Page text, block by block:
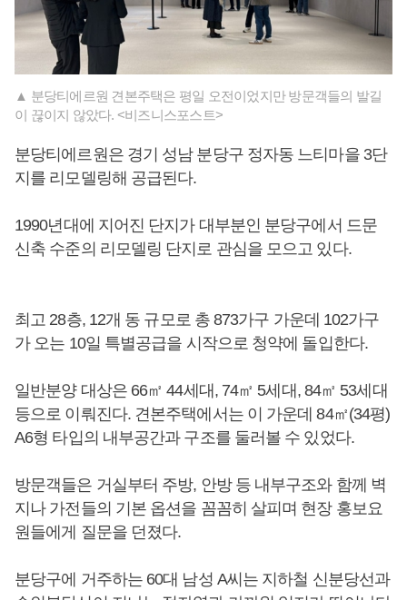
▲ 분당티에르원 견본주택은 평일 오전이었지만 방문객들의 발길
이 끊이지 않았다. <비즈니스포스트>
분당티에르원은 경기 성남 분당구 정자동 느티마을 3단
지를 리모델링해 공급된다.
1990년대에 지어진 단지가 대부분인 분당구에서 드문
신축 수준의 리모델링 단지로 관심을 모으고 있다.
최고 28층, 12개 동 규모로 총 873가구 가운데 102가구
가 오는 10일 특별공급을 시작으로 청약에 돌입한다.
일반분양 대상은 66㎡ 44세대, 74㎡ 5세대, 84㎡ 53세대
등으로 이뤄진다. 견본주택에서는 이 가운데 84㎡(34평)
A6형 타입의 내부공간과 구조를 둘러볼 수 있었다.
방문객들은 거실부터 주방, 안방 등 내부구조와 함께 벽
지나 가전들의 기본 옵션을 꼼꼼히 살피며 현장 홍보요
원들에게 질문을 던졌다.
분당구에 거주하는 60대 남성 A씨는 지하철 신분당선과